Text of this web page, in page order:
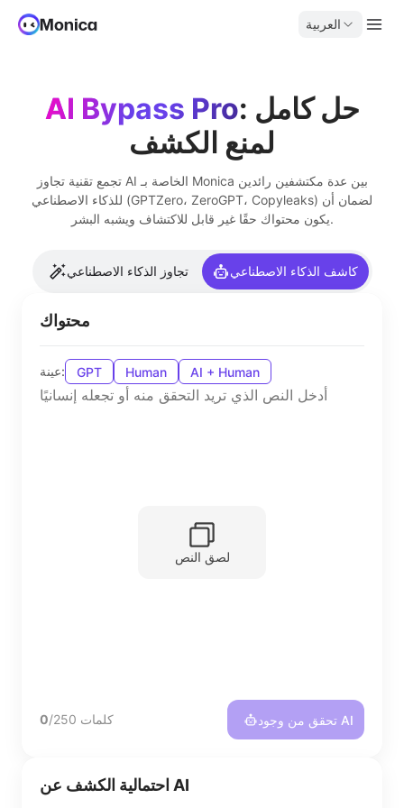
العربية
AI Bypass Pro: حل كامل
لمنع الكشف
تجمع تقنية تجاوز AI الخاصة بـ Monica بين عدة مكتشفين رائدين
للذكاء الاصطناعي (GPTZero، ZeroGPT، Copyleaks) لضمان أن
يكون محتواك حقًا غير قابل للاكتشاف ويشبه البشر.
تجاوز الذكاء الاصطناعي كاشف الذكاء الاصطناعي
محتواك
عينة: GPT Human AI + Human
لصق النص
0 /250 كلمات تحقق من وجود AI
احتمالية الكشف عن AI